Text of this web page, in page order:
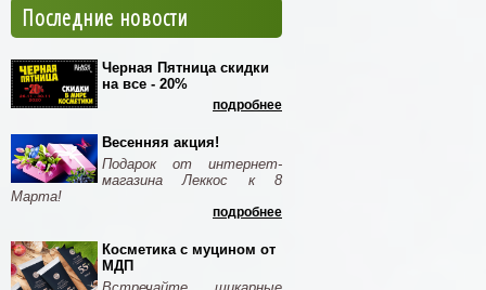
Последние новости
Черная Пятница скидки
на все - 20%
подробнее
Весенняя акция!
Подарок от интернет-
магазина Леккос к 8
Марта!
подробнее
Косметика с муцином от
МДП